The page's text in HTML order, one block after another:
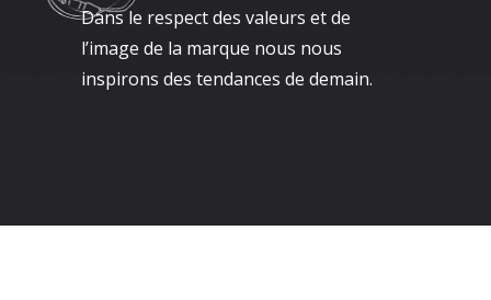
Dans le respect des valeurs et de
l’image de la marque nous nous
inspirons des tendances de demain.